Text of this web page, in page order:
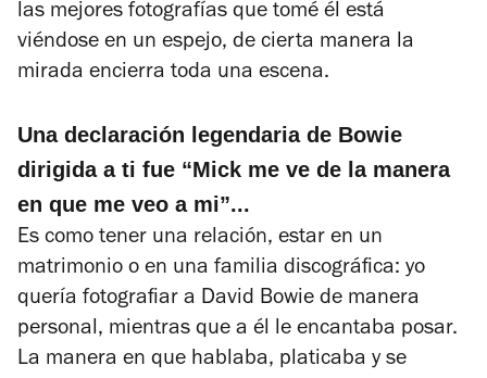
las mejores fotografías que tomé él está
viéndose en un espejo, de cierta manera la
mirada encierra toda una escena.
Una declaración legendaria de Bowie
dirigida a ti fue “Mick me ve de la manera
en que me veo a mi”...
Es como tener una relación, estar en un
matrimonio o en una familia discográfica: yo
quería fotografiar a David Bowie de manera
personal, mientras que a él le encantaba posar.
La manera en que hablaba, platicaba y se